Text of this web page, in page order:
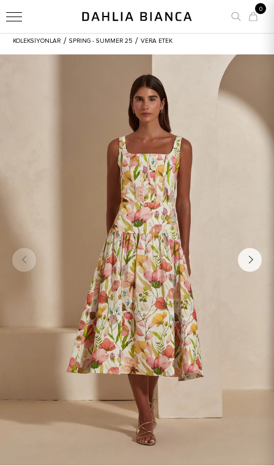
0
KOLEKSİYONLAR / SPRING - SUMMER 25 / VERA ETEK